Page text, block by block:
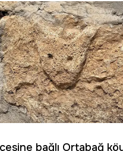
bağlı Ortabağ